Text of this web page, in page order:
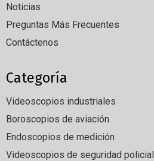
Noticias
Preguntas Más Frecuentes
Contáctenos
Categoría
Videoscopios industriales
Boroscopios de aviación
Endoscopios de medición
Videoscopios de seguridad policial